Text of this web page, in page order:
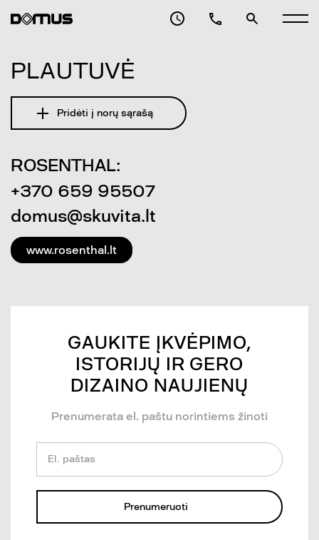
PLAUTUVĖ
Pridėti į norų sąrašą
ROSENTHAL:
+370 659 95507
domus@skuvita.lt
www.rosenthal.lt
GAUKITE ĮKVĖPIMO,
ISTORIJŲ IR GERO
DIZAINO NAUJIENŲ
Prenumerata el. paštu norintiems žinoti
El. paštas
Prenumeruoti